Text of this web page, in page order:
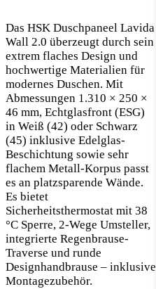
Das HSK Duschpaneel Lavida
Wall 2.0 überzeugt durch sein
extrem flaches Design und
hochwertige Materialien für
modernes Duschen. Mit
Abmessungen 1.310 × 250 ×
46 mm, Echtglasfront (ESG)
in Weiß (42) oder Schwarz
(45) inklusive Edelglas-
Beschichtung sowie sehr
flachem Metall-Korpus passt
es an platzsparende Wände.
Es bietet
Sicherheitsthermostat mit 38
°C Sperre, 2-Wege Umsteller,
integrierte Regenbrause-
Traverse und runde
Designhandbrause – inklusive
Montagezubehör.